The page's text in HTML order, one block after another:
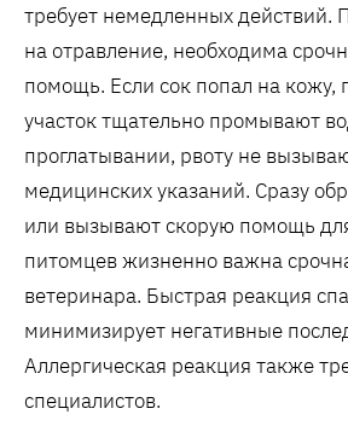
требует немедленных действий.
на отравление, необходима
помощь. Если сок попал на
участок тщательно промывают
проглатывании, рвоту не
медицинских указаний. Сразу
или вызывают скорую помощь
питомцев жизненно важна
ветеринара. Быстрая реакция
минимизирует негативные
Аллергическая реакция также
специалистов.